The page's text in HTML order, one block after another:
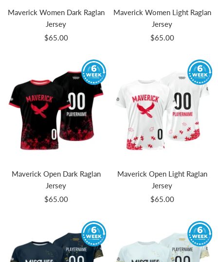
Maverick Women Dark Raglan
Jersey
Prix
$65.00
Maverick Women Light Raglan
Jersey
Prix
$65.00
Maverick Open Dark Raglan
Jersey
Prix
$65.00
Maverick Open Light Raglan
Jersey
Prix
$65.00